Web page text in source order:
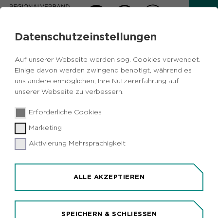
Datenschutzeinstellungen
Auf unserer Webseite werden sog. Cookies verwendet.
Einige davon werden zwingend benötigt, während es
uns andere ermöglichen, Ihre Nutzererfahrung auf
unserer Webseite zu verbessern.
Erforderliche Cookies
Marketing
Aktivierung Mehrsprachigkeit
ALLE AKZEPTIEREN
SPEICHERN & SCHLIESSEN
AKTUELLES
Zurück
Ruhr
NRW
FOM-Studie zeigt: Menschen fürchten
Fremdbestimmung durch Künstliche
Essen (idr). Die Menschen sehen der
entgegen. Das zeigt eine Untersuchung der FOM